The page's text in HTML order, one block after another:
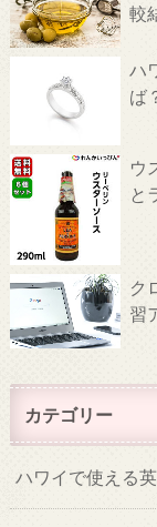
較
ハ
ば
ウ
と
ク
習
カテゴリー
ハワイで使える